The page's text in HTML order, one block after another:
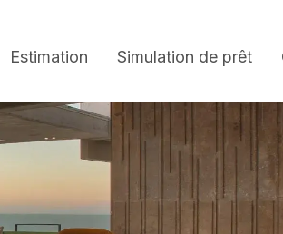
Estimation Simulation de prêt